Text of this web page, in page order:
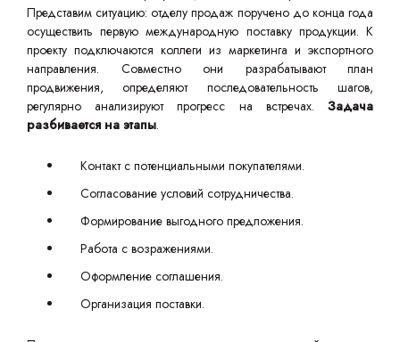
Представим ситуацию: отделу продаж поручено до конца года
осуществить первую международную поставку продукции. К
проекту подключаются коллеги из маркетинга и экспортного
направления. Совместно они разрабатывают план
продвижения, определяют последовательность шагов,
регулярно анализируют прогресс на встречах. Задача
разбивается на этапы.
Контакт с потенциальными покупателями.
Согласование условий сотрудничества.
Формирование выгодного предложения.
Работа с возражениями.
Оформление соглашения.
Организация поставки.